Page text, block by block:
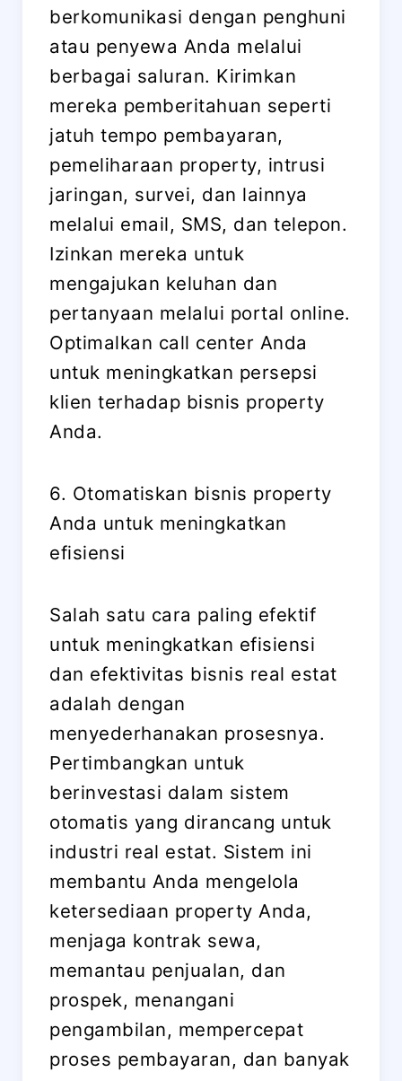
berkomunikasi dengan penghuni
atau penyewa Anda melalui
berbagai saluran. Kirimkan
mereka pemberitahuan seperti
jatuh tempo pembayaran,
pemeliharaan property, intrusi
jaringan, survei, dan lainnya
melalui email, SMS, dan telepon.
Izinkan mereka untuk
mengajukan keluhan dan
pertanyaan melalui portal online.
Optimalkan call center Anda
untuk meningkatkan persepsi
klien terhadap bisnis property
Anda.
6. Otomatiskan bisnis property
Anda untuk meningkatkan
efisiensi
Salah satu cara paling efektif
untuk meningkatkan efisiensi
dan efektivitas bisnis real estat
adalah dengan
menyederhanakan prosesnya.
Pertimbangkan untuk
berinvestasi dalam sistem
otomatis yang dirancang untuk
industri real estat. Sistem ini
membantu Anda mengelola
ketersediaan property Anda,
menjaga kontrak sewa,
memantau penjualan, dan
prospek, menangani
pengambilan, mempercepat
proses pembayaran, dan banyak